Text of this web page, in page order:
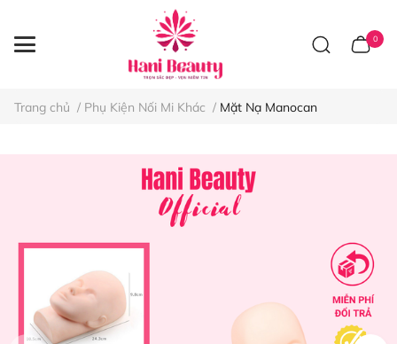
0
Trang chủ / Phụ Kiện Nối Mi Khác / Mặt Nạ Manocan